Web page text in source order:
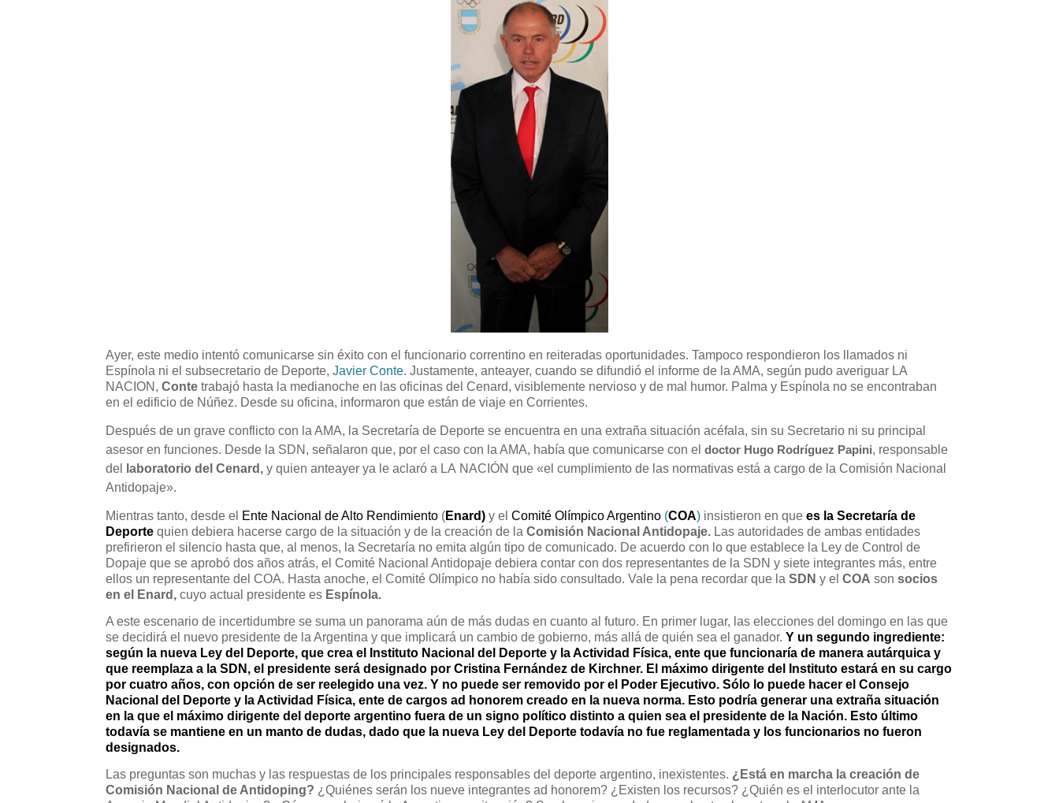
Ayer, este medio intentó comunicarse sin éxito con el funcionario correntino en reiteradas oportunidades. Tampoco respondieron los llamados ni
Espínola ni el subsecretario de Deporte,Javier Conte. Justamente, anteayer, cuando se difundió el informe de la AMA, según pudo averiguar LA
NACION,Contetrabajó hasta la medianoche en las oficinas del Cenard, visiblemente nervioso y de mal humor. Palma y Espínola no se encontraban
en el edificio de Núñez. Desde su oficina, informaron que están de viaje en Corrientes.
Después de un grave conflicto con la AMA, la Secretaría de Deporte se encuentra en una extraña situación acéfala, sin su Secretario ni su principal
asesor en funciones. Desde la SDN, señalaron que, por el caso con la AMA, había que comunicarse con eldoctor Hugo Rodríguez Papini, responsable
del
laboratorio del Cenard, y quien anteayer ya le aclaró a LA NACIÓN que «el cumplimiento de las normativas está a cargo de la Comisión Nacional
Antidopaje».
Mientras tanto, desde el Ente Nacional de Alto Rendimiento (Enard) y elComité Olímpico Argentino (COA) insistieron en quees la Secretaría de
Deporte quien debiera hacerse cargo de la situación y de la creación de laComisión Nacional Antidopaje. Las autoridades de ambas entidades
prefirieron el silencio hasta que, al menos, la Secretaría no emita algún tipo de comunicado. De acuerdo con lo que establece la Ley de Control de
Dopaje que se aprobó dos años atrás, el Comité Nacional Antidopaje debiera contar con dos representantes de la SDN y siete integrantes más, entre
ellos un representante del COA. Hasta anoche, el Comité Olímpico no había sido consultado. Vale la pena recordar que laSDN y elCOA sonsocios
en el Enard, cuyo actual presidente es Espínola.
A este escenario de incertidumbre se suma un panorama aún de más dudas en cuanto al futuro. En primer lugar, las elecciones del domingo en las que
se decidirá el nuevo presidente de la Argentina y que implicará un cambio de gobierno, más allá de quién sea el ganador.Y un segundo ingrediente:
según la nueva Ley del Deporte, que crea el Instituto Nacional del Deporte y la Actividad Física, ente que funcionaría de manera autárquica y
que reemplaza a la SDN, el presidente será designado por Cristina Fernández de Kirchner. El máximo dirigente del Instituto estará en su cargo
por cuatro años, con opción de ser reelegido una vez. Y no puede ser removido por el Poder Ejecutivo. Sólo lo puede hacer el Consejo
Nacional del Deporte y la Actividad Física, ente de cargos ad honorem creado en la nueva norma. Esto podría generar una extraña situación
en la que el máximo dirigente del deporte argentino fuera de un signo político distinto a quien sea el presidente de la Nación. Esto último
todavía se mantiene en un manto de dudas, dado que la nueva Ley del Deporte todavía no fue reglamentada y los funcionarios no fueron
designados.
Las preguntas son muchas y las respuestas de los principales responsables del deporte argentino, inexistentes. ¿Está en marcha la creación de
Comisión Nacional de Antidoping? ¿Quiénes serán los nueve integrantes ad honorem? ¿Existen los recursos? ¿Quién es el interlocutor ante la